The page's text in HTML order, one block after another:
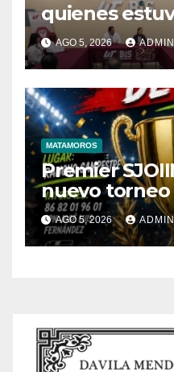
quienes
inicio
AGO 5, 2026 ADMIN
MATAMOROS
Premier
nuevo
AGO 5, 2026 ADMIN